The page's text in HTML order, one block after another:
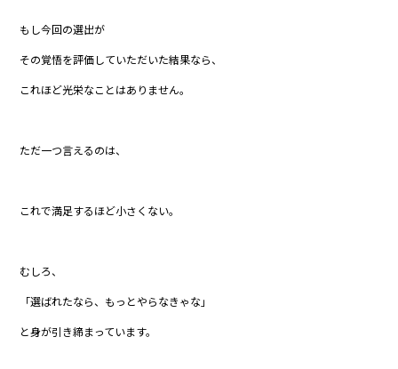
もし今回の選出が
その覚悟を評価していただいた結果なら、
これほど光栄なことはありません。
ただ一つ言えるのは、
これで満足するほど小さくない。
むしろ、
「選ばれたなら、もっとやらなきゃな」
と身が引き締まっています。